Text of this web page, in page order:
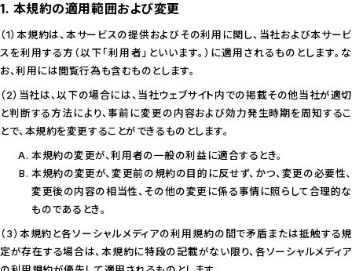
1. 本規約の適用範囲および変更
（1）本規約は、本サービスの提供およびその利用に関し、当社および本サービ
スを利用する方（以下「利用者」といいます。）に適用されるものとします。な
お、利用には閲覧行為も含むものとします。
（2）当社は、以下の場合には、当社ウェブサイト内での掲載その他当社が適切
と判断する方法により、事前に変更の内容および効力発生時期を周知するこ
とで、本規約を変更することができるものとします。
本規約の変更が、利用者の一般の利益に適合するとき。
本規約の変更が、変更前の規約の目的に反せず、かつ、変更の必要性、
変更後の内容の相当性、その他の変更に係る事情に照らして合理的な
ものであるとき。
（3）本規約と各ソーシャルメディアの利用規約の間で矛盾または抵触する規
定が存在する場合は、本規約に特段の記載がない限り、各ソーシャルメディア